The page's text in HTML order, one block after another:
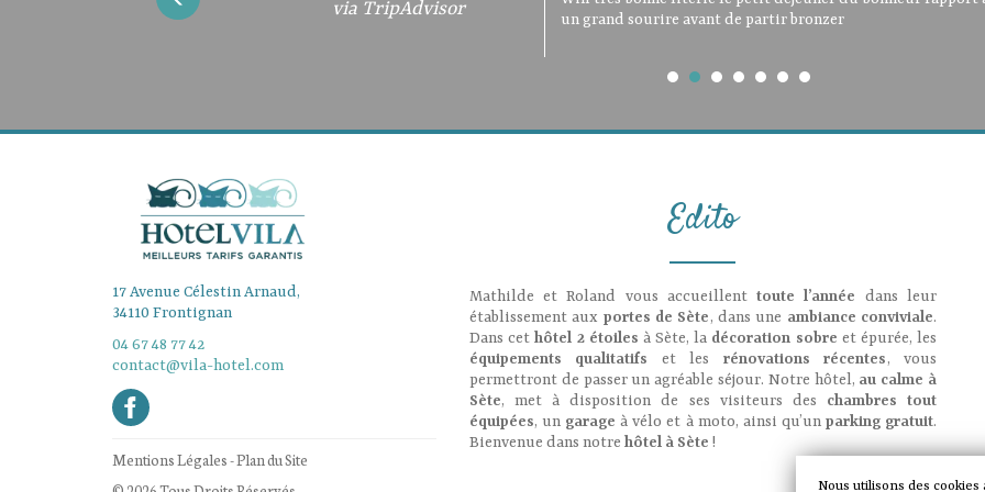
via TripAdvisor
séjour agréable. Très sympathiques et souriants. Petit
via TripAdvisor
un grand sourire avant de partir bronzer
via TripAdvisor
dans la chambre et un petit déjeuner au top! Bravo et
via TripAdvisor
insonorisé, mais pour le prix c'est tout à fait correct.
via Google
via Google
!!!!!
via Google
17 Avenue Célestin Arnaud,
34110 Frontignan
04 67 48 77 42
contact@vila-hotel.com
Mentions Légales-Plan du Site
Edito
Mathilde et Roland vous accueillenttoute l’année dans leur
établissement aux portes de Sète, dans une ambiance conviviale.
Dans cet hôtel 2 étoiles à Sète, la décoration sobre et épurée, les
équipements qualitatifs et les rénovations récentes, vous
permettront de passer un agréable séjour. Notre hôtel, au calme à
Sète, met à disposition de ses visiteurs des chambres tout
équipées, un garageà vélo et à moto, ainsi qu’un parking gratuit.
Bienvenue dans notre hôtel à Sète !
Nous utilisons des